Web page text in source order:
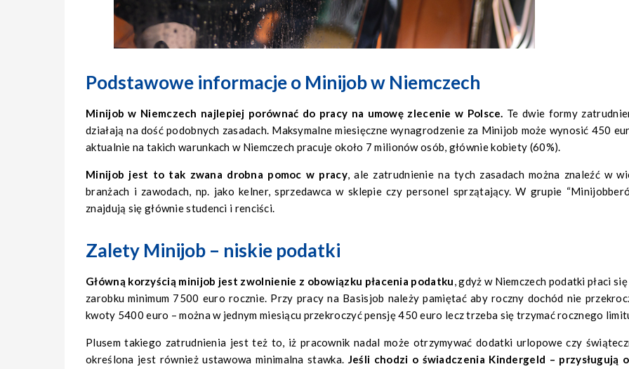
Podstawowe informacje o Minijob w Niemczech
Minijob w Niemczech najlepiej porównać do pracy na umowę zlecenie w Polsce. Te dwie formy
działają na dość podobnych zasadach. Maksymalne miesięczne wynagrodzenie za Minijob może wynosić 450
aktualnie na takich warunkach w Niemczech pracuje około 7 milionów osób, głównie kobiety (60%).
Minijob jest to tak zwana drobna pomoc w pracy, ale zatrudnienie na tych zasadach można znaleźć w
branżach i zawodach, np. jako kelner, sprzedawca w sklepie czy personel sprzątający. W grupie
znajdują się głównie studenci i renciści.
Zalety Minijob – niskie podatki
Główną korzyścią minijob jest zwolnienie z obowiązku płacenia podatku, gdyż w Niemczech podatki płaci
zarobku minimum 7500 euro rocznie. Przy pracy na Basisjob należy pamiętać aby roczny dochód nie
kwoty 5400 euro – można w jednym miesiącu przekroczyć pensję 450 euro lecz trzeba się trzymać rocznego
Plusem takiego zatrudnienia jest też to, iż pracownik nadal może otrzymywać dodatki urlopowe czy
określona jest również ustawowa minimalna stawka. Jeśli chodzi o świadczenia Kindergeld – przysługują